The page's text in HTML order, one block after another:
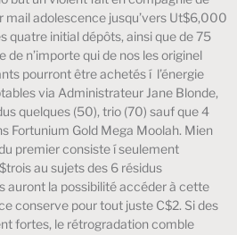
mail adolescence jusqu’vers Ut$6,000
quatre initial dépôts, ainsi que de 75
n’importe qui de nos les originel
pourront être achetés í l’énergie
via Administrateur Jane Blonde,
quelques (50), trio (70) sauf que 4
Fortunium Gold Mega Moolah. Mien
premier consiste í seulement
au sujets des 6 résidus
auront la possibilité accéder à cette
conserve pour tout juste C$2. Si des
fortes, le rétrogradation comble